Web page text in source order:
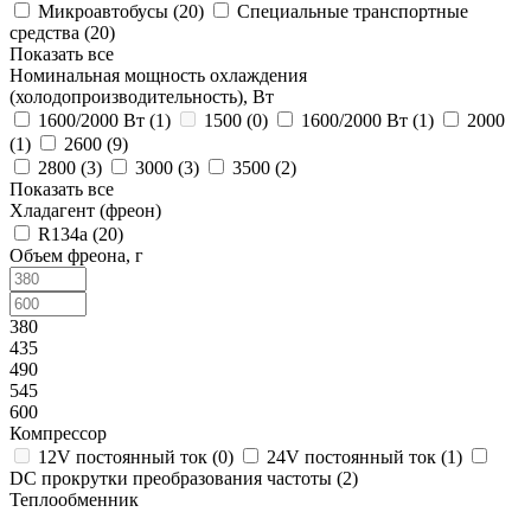
Микроавтобусы (20)
Специальные транспортные
средства (20)
Показать все
Номинальная мощность охлаждения
(холодопроизводительность), Вт
1600/2000 Вт (1) 1500 (0) 1600/2000 Вт (1)
2000
(1) 2600 (9)
2800 (3) 3000 (3) 3500 (2)
Показать все
Хладагент (фреон)
R134a (20)
Объем фреона, г
380
435
490
545
600
Компрессор
12V постоянный ток (0) 24V постоянный ток (1)
DC прокрутки преобразования частоты (2)
Теплообменник